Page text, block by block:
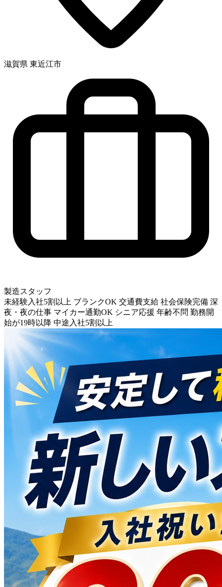
滋賀県 東近江市
製造スタッフ
未経験入社5割以上 ブランクOK 交通費支給 社会保険完備 深
夜・夜の仕事 マイカー通勤OK シニア応援 年齢不問 勤務開
始が19時以降 中途入社5割以上